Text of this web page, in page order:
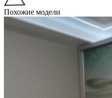
Похожие модели